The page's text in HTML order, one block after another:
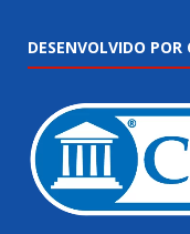
DESENVOLVIDO POR